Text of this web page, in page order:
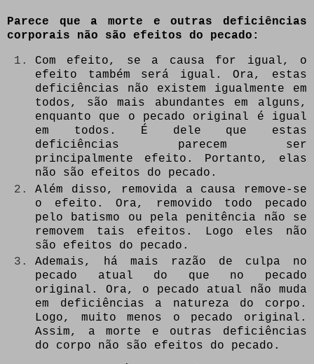
Parece que a morte e outras deficiências
corporais não são efeitos do pecado:
Com efeito, se a causa for igual, o
efeito também será igual. Ora, estas
deficiências não existem igualmente em
todos, são mais abundantes em alguns,
enquanto que o pecado original é igual
em todos. É dele que estas
deficiências parecem ser
principalmente efeito. Portanto, elas
não são efeitos do pecado.
Além disso, removida a causa remove-se
o efeito. Ora, removido todo pecado
pelo batismo ou pela penitência não se
removem tais efeitos. Logo eles não
são efeitos do pecado.
Ademais, há mais razão de culpa no
pecado atual do que no pecado
original. Ora, o pecado atual não muda
em deficiências a natureza do corpo.
Logo, muito menos o pecado original.
Assim, a morte e outras deficiências
do corpo não são efeitos do pecado.